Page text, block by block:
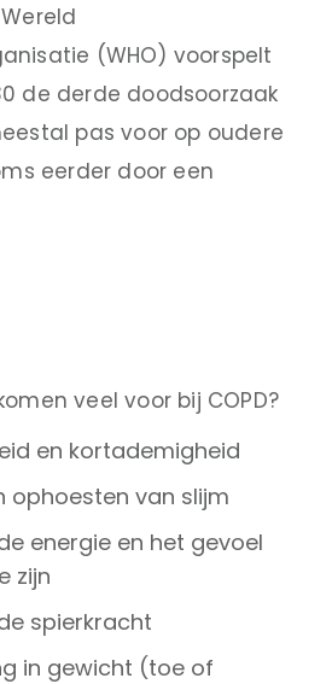
(WHO) voorspelt
de derde doodsoorzaak
pas voor op oudere
eerder door een
veel voor bij COPD?
en kortademigheid
ophoesten van slijm
energie en het gevoel
zijn
spierkracht
in gewicht (toe of